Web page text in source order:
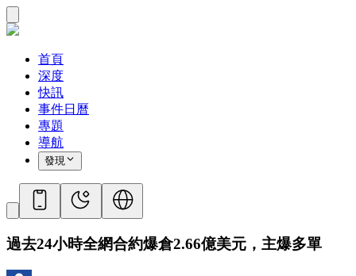
首頁
深度
快訊
事件日曆
專題
導航
發現
過去24小時全網合約爆倉2.66億美元，主爆多單